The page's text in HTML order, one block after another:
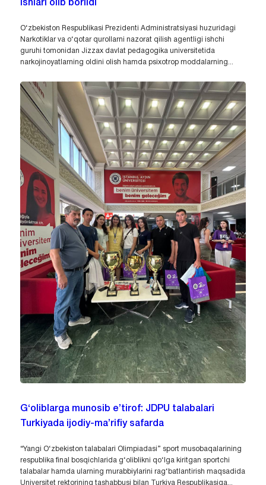
ishlari olib borildi
O‘zbekiston Respublikasi Prezidenti Administratsiyasi huzuridagi
Narkotiklar va o‘qotar qurollarni nazorat qilish agentligi ishchi
guruhi tomonidan Jizzax davlat pedagogika universitetida
narkojinoyatlarning oldini olish hamda psixotrop moddalarning...
G‘oliblarga munosib e’tirof: JDPU talabalari
Turkiyada ijodiy-ma’rifiy safarda
“Yangi O‘zbekiston talabalari Olimpiadasi” sport musobaqalarining
respublika final bosqichlarida g‘oliblikni qo‘lga kiritgan sportchi
talabalar hamda ularning murabbiylarini rag‘batlantirish maqsadida
Universitet rektorining tashabbusi bilan Turkiya Respublikasiga...